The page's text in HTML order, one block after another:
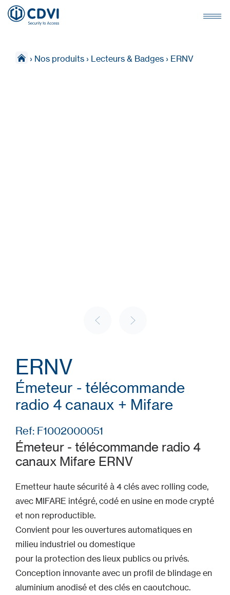
› Nos produits › Lecteurs & Badges › ERNV
ERNV
Émeteur - télécommande
radio 4 canaux + Mifare
Ref: F1002000051
Émeteur - télécommande radio 4
canaux Mifare ERNV
Emetteur haute sécurité à 4 clés avec rolling code,
avec MIFARE intégré, codé en usine en mode crypté
et non reproductible.
Convient pour les ouvertures automatiques en
milieu industriel ou domestique
pour la protection des lieux publics ou privés.
Conception innovante avec un profil de blindage en
aluminium anodisé et des clés en caoutchouc.